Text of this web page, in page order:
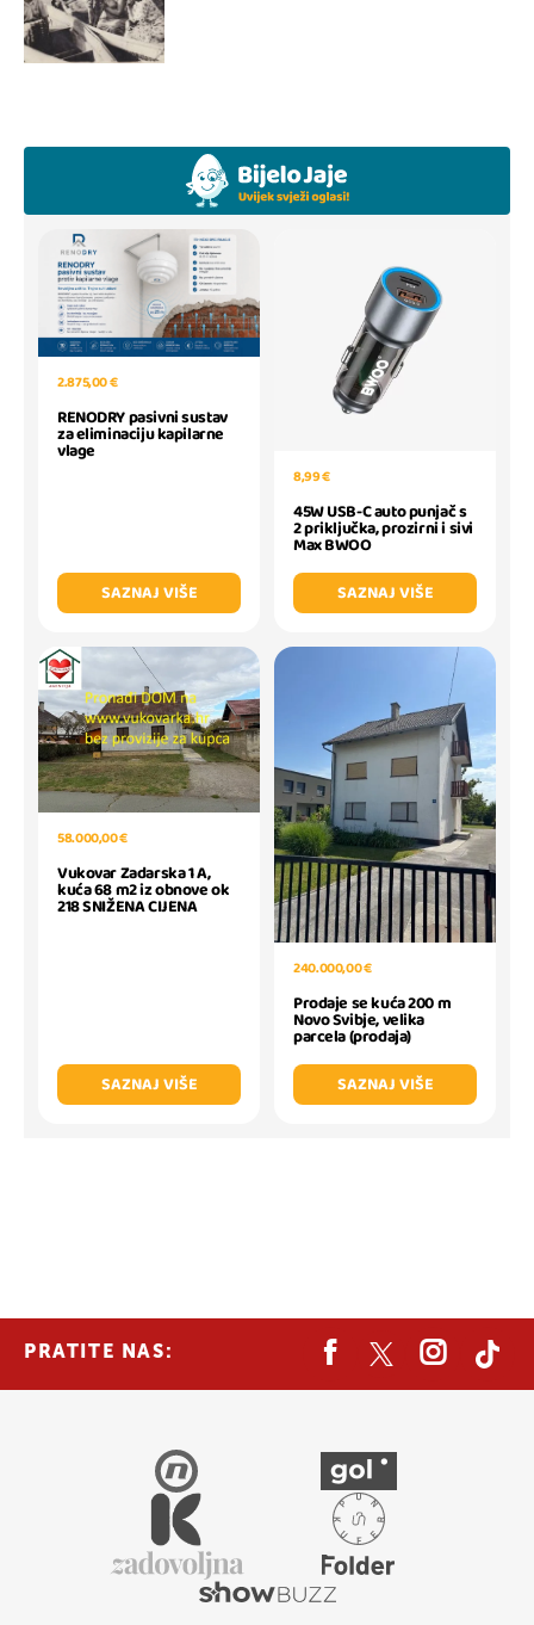
2.875,00 €
RENODRY pasivni sustav
za eliminaciju kapilarne
vlage
SAZNAJ VIŠE
8,99 €
45W USB-C auto punjač s
2 priključka, prozirni i sivi
Max BWOO
SAZNAJ VIŠE
58.000,00 €
Vukovar Zadarska 1 A,
kuća 68 m2 iz obnove ok
218 SNIŽENA CIJENA
SAZNAJ VIŠE
240.000,00 €
Prodaje se kuća 200 m
Novo Svibje, velika
parcela (prodaja)
SAZNAJ VIŠE
PRATITE NAS: